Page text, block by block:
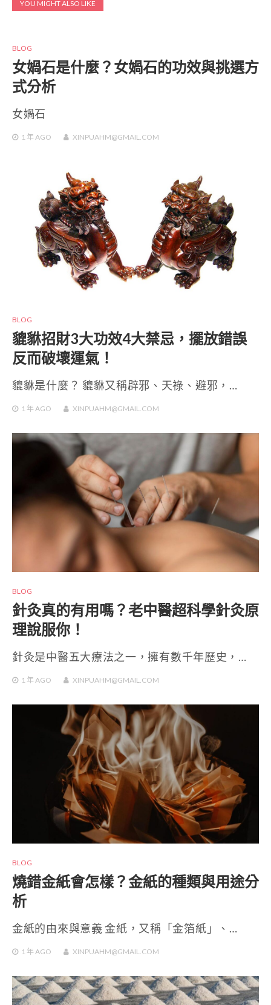
YOU MIGHT ALSO LIKE
BLOG
女媧石是什麼？女媧石的功效與挑選方
式分析
女媧石
1 年 AGO XINPUAHM@GMAIL.COM
BLOG
貔貅招財3大功效4大禁忌，擺放錯誤
反而破壞運氣！
貔貅是什麼？ 貔貅又稱辟邪、天祿、避邪，…
1 年 AGO XINPUAHM@GMAIL.COM
BLOG
針灸真的有用嗎？老中醫超科學針灸原
理說服你！
針灸是中醫五大療法之一，擁有數千年歷史，…
1 年 AGO XINPUAHM@GMAIL.COM
BLOG
燒錯金紙會怎樣？金紙的種類與用途分
析
金紙的由來與意義 金紙，又稱「金箔紙」、…
1 年 AGO XINPUAHM@GMAIL.COM